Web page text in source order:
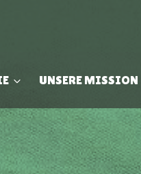
UNSERE MISSION